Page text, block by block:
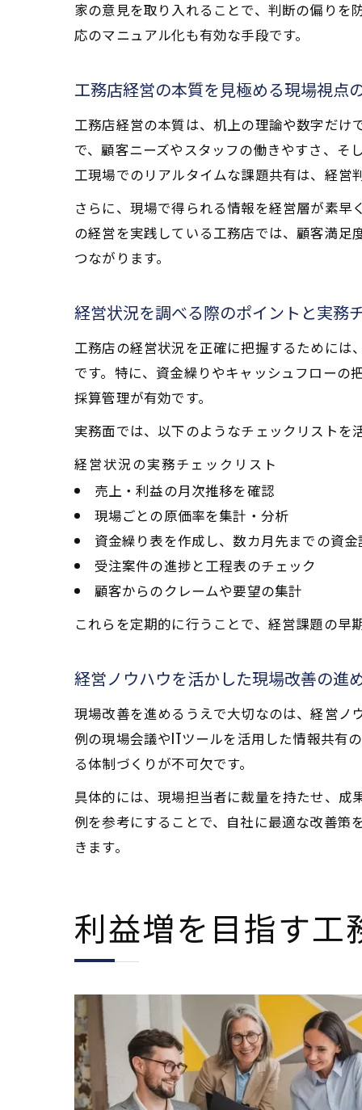
家の意見を取り入れることで、判断の偏りを
応のマニュアル化も有効な手段です。
工務店経営の本質を見極める現場視点
工務店経営の本質は、机上の理論や数字だけ
で、顧客ニーズやスタッフの働きやすさ、そ
工現場でのリアルタイムな課題共有は、経営
さらに、現場で得られる情報を経営層が素
の経営を実践している工務店では、顧客満足
つながります。
経営状況を調べる際のポイントと実務
工務店の経営状況を正確に把握するために
です。特に、資金繰りやキャッシュフローの
採算管理が有効です。
実務面では、以下のようなチェックリストを
経営状況の実務チェックリスト
売上・利益の月次推移を確認
現場ごとの原価率を集計・分析
資金繰り表を作成し、数カ月先までの資
受注案件の進捗と工程表のチェック
顧客からのクレームや要望の集計
これらを定期的に行うことで、経営課題の早
経営ノウハウを活かした現場改善の進
現場改善を進めるうえで大切なのは、経営ノ
例の現場会議やITツールを活用した情報共有
る体制づくりが不可欠です。
具体的には、現場担当者に裁量を持たせ、成
例を参考にすることで、自社に最適な改善策
きます。
利益増を目指す工